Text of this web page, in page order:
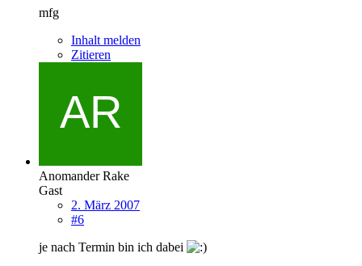
mfg
Inhalt melden
Zitieren
Anomander Rake
Gast
2. März 2007
#6
je nach Termin bin ich dabei